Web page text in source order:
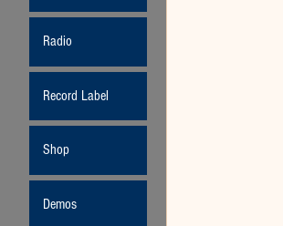
Radio
Record Label
Shop
Demos